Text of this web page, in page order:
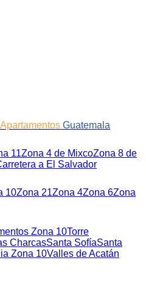
Apartamentos Guatemala
11Zona 4 de MixcoZona 8 de
a El Salvador
10Zona 21Zona 4Zona 6Zona
Zona 10Torre
CharcasSanta SofíaSanta
Zona 10Valles de Acatán